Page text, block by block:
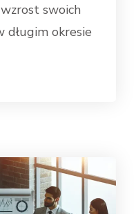
swoich
okresie